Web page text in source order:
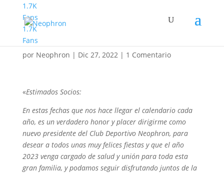
1.7K
Fans
1.7K
Fans
Felicitacion
por Neophron | Dic 27, 2022| 1 Comentario
«Estimados Socios:
En estas fechas que nos hace llegar el calendario cada
año, es un verdadero honor y placer dirigirme como
nuevo presidente del Club Deportivo Neophron, para
desear a todos unas muy felices fiestas y que el año
2023 venga cargado de salud y unión para toda esta
gran familia, y podamos seguir disfrutando juntos de la